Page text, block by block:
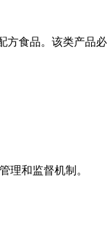
食品。该类产品
理和监督机制。